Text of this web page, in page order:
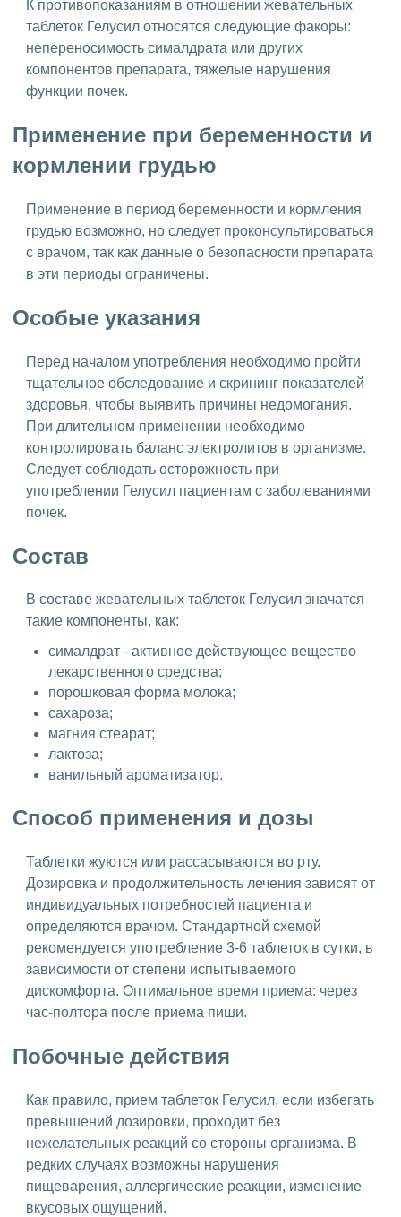
К противопоказаниям в отношении жевательных
таблеток Гелусил относятся следующие факоры:
непереносимость сималдрата или других
компонентов препарата, тяжелые нарушения
функции почек.
Применение при беременности и
кормлении грудью
Применение в период беременности и кормления
грудью возможно, но следует проконсультироваться
с врачом, так как данные о безопасности препарата
в эти периоды ограничены.
Особые указания
Перед началом употребления необходимо пройти
тщательное обследование и скрининг показателей
здоровья, чтобы выявить причины недомогания.
При длительном применении необходимо
контролировать баланс электролитов в организме.
Следует соблюдать осторожность при
употреблении Гелусил пациентам с заболеваниями
почек.
Состав
В составе жевательных таблеток Гелусил значатся
такие компоненты, как:
сималдрат - активное действующее вещество
лекарственного средства;
порошковая форма молока;
сахароза;
магния стеарат;
лактоза;
ванильный ароматизатор.
Способ применения и дозы
Таблетки жуются или рассасываются во рту.
Дозировка и продолжительность лечения зависят от
индивидуальных потребностей пациента и
определяются врачом. Стандартной схемой
рекомендуется употребление 3-6 таблеток в сутки, в
зависимости от степени испытываемого
дискомфорта. Оптимальное время приема: через
час-полтора после приема пиши.
Побочные действия
Как правило, прием таблеток Гелусил, если избегать
превышений дозировки, проходит без
нежелательных реакций со стороны организма. В
редких случаях возможны нарушения
пищеварения, аллергические реакции, изменение
вкусовых ощущений.